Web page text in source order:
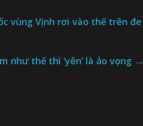
vùng Vịnh rơi vào thế trên đe
như thế thì ‘yên’ là ảo vọng →